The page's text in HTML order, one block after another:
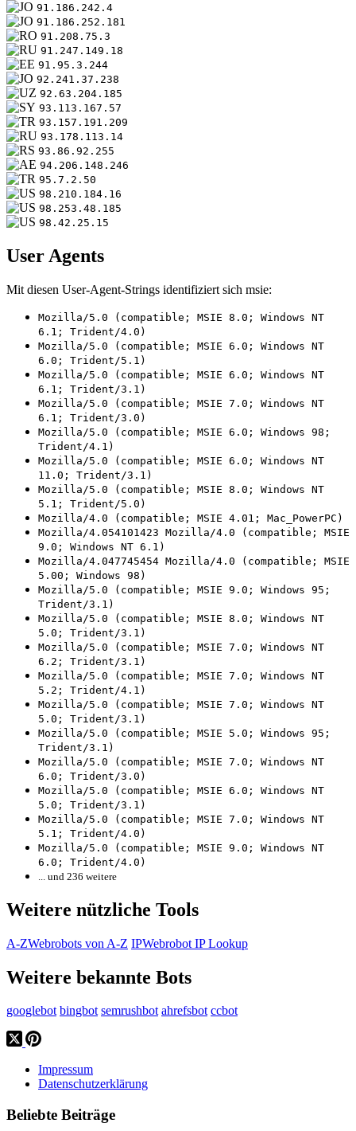
91.186.242.4
91.186.252.181
91.208.75.3
91.247.149.18
91.95.3.244
92.241.37.238
92.63.204.185
93.113.167.57
93.157.191.209
93.178.113.14
93.86.92.255
94.206.148.246
95.7.2.50
98.210.184.16
98.253.48.185
98.42.25.15
User Agents
Mit diesen User-Agent-Strings identifiziert sich msie:
Mozilla/5.0 (compatible; MSIE 8.0; Windows NT
6.1; Trident/4.0)
Mozilla/5.0 (compatible; MSIE 6.0; Windows NT
6.0; Trident/5.1)
Mozilla/5.0 (compatible; MSIE 6.0; Windows NT
6.1; Trident/3.1)
Mozilla/5.0 (compatible; MSIE 7.0; Windows NT
6.1; Trident/3.0)
Mozilla/5.0 (compatible; MSIE 6.0; Windows 98;
Trident/4.1)
Mozilla/5.0 (compatible; MSIE 6.0; Windows NT
11.0; Trident/3.1)
Mozilla/5.0 (compatible; MSIE 8.0; Windows NT
5.1; Trident/5.0)
Mozilla/4.0 (compatible; MSIE 4.01; Mac_PowerPC)
Mozilla/4.054101423 Mozilla/4.0 (compatible; MSIE
9.0; Windows NT 6.1)
Mozilla/4.047745454 Mozilla/4.0 (compatible; MSIE
5.00; Windows 98)
Mozilla/5.0 (compatible; MSIE 9.0; Windows 95;
Trident/3.1)
Mozilla/5.0 (compatible; MSIE 8.0; Windows NT
5.0; Trident/3.1)
Mozilla/5.0 (compatible; MSIE 7.0; Windows NT
6.2; Trident/3.1)
Mozilla/5.0 (compatible; MSIE 7.0; Windows NT
5.2; Trident/4.1)
Mozilla/5.0 (compatible; MSIE 7.0; Windows NT
5.0; Trident/3.1)
Mozilla/5.0 (compatible; MSIE 5.0; Windows 95;
Trident/3.1)
Mozilla/5.0 (compatible; MSIE 7.0; Windows NT
6.0; Trident/3.0)
Mozilla/5.0 (compatible; MSIE 6.0; Windows NT
5.0; Trident/3.1)
Mozilla/5.0 (compatible; MSIE 7.0; Windows NT
5.1; Trident/4.0)
Mozilla/5.0 (compatible; MSIE 9.0; Windows NT
6.0; Trident/4.0)
... und 236 weitere
Weitere nützliche Tools
A-ZWebrobots von A-Z IPWebrobot IP Lookup
Weitere bekannte Bots
googlebot bingbot semrushbot ahrefsbot ccbot
Impressum
Datenschutzerklärung
Beliebte Beiträge